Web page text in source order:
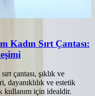
Kadın Sırt Çantası:
çantası, şıklık ve
dayanıklılık ve estetik
kullanım için idealdir.